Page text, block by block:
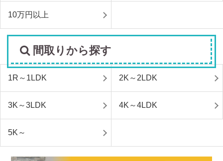
10万円以上
間取りから探す
1R～1LDK 2K～2LDK
3K～3LDK 4K～4LDK
5K～